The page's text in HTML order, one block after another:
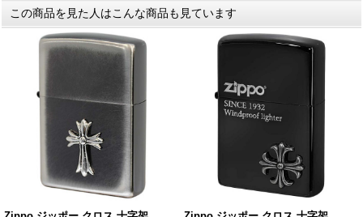
この商品を見た人はこんな商品も見ています